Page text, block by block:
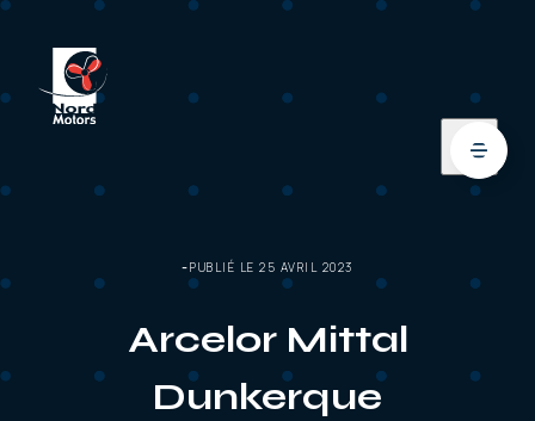
PUBLIÉ LE 25 AVRIL 2023
Arcelor Mittal
Dunkerque